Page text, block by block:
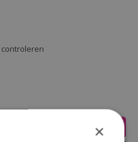
is
winkelwagen
×